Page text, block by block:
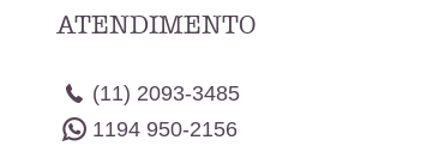
ATENDIMENTO
(11) 2093-3485
1194 950-2156